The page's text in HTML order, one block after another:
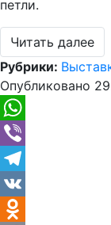
петли.
Читать далее
Рубрики:
Опубликовано
WhatsApp
Viber
Telegram
VK